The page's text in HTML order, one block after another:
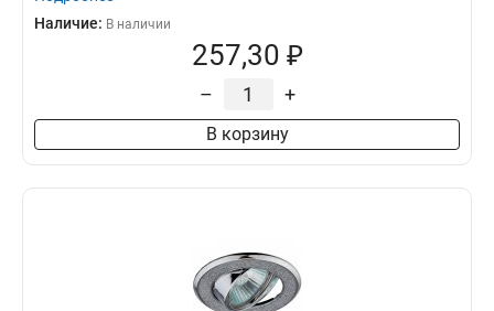
Наличие: В наличии
257,30 ₽
– +
В корзину